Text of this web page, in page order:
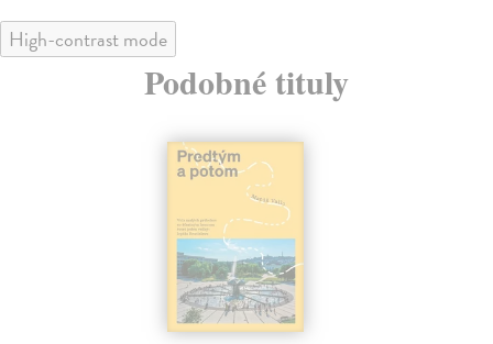
High-contrast mode
Podobné tituly